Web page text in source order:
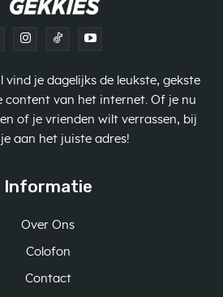
vind je dagelijks de leukste, gekste
content van het internet. Of je nu
of je vrienden wilt verrassen, bij
aan het juiste adres!
Informatie
Over Ons
Colofon
Contact